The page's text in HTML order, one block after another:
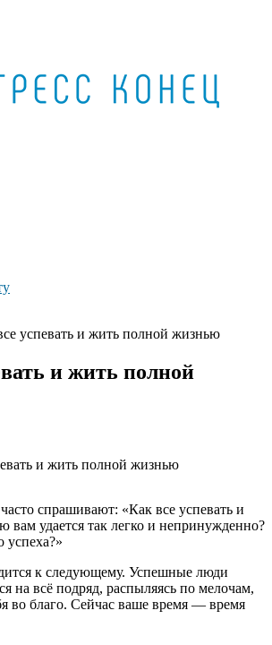
успевать и жить полной жизнью
и жить полной
спрашивают: «Как все успевать и
вам удается так легко и непринужденно?
успеха?»
к следующему. Успешные люди
на всё подряд, распыляясь по мелочам,
во благо. Сейчас ваше время — время